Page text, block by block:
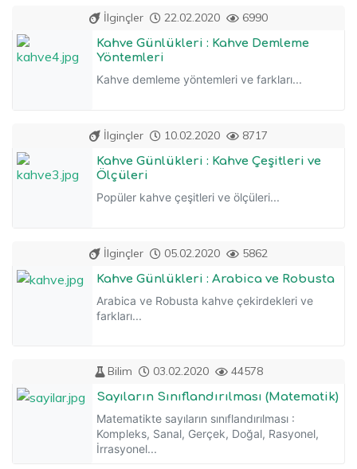
İlginçler 22.02.2020 6990
Kahve Günlükleri : Kahve Demleme
Yöntemleri
Kahve demleme yöntemleri ve farkları...
İlginçler 10.02.2020 8717
Kahve Günlükleri : Kahve Çeşitleri ve
Ölçüleri
Popüler kahve çeşitleri ve ölçüleri...
İlginçler 05.02.2020 5862
Kahve Günlükleri : Arabica ve Robusta
Arabica ve Robusta kahve çekirdekleri ve
farkları...
Bilim 03.02.2020 44578
Sayıların Sınıflandırılması (Matematik)
Matematikte sayıların sınıflandırılması :
Kompleks, Sanal, Gerçek, Doğal, Rasyonel,
İrrasyonel...